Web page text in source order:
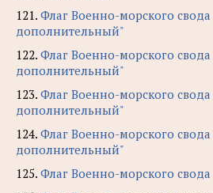
121. Флаг Военно-морского
дополнительный"
122. Флаг Военно-морского
дополнительный"
123. Флаг Военно-морского
дополнительный"
124. Флаг Военно-морского
дополнительный"
125. Флаг Военно-морского свода